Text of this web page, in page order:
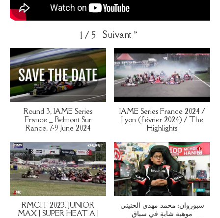
1 / 5 Suivant »
Round 3, IAME Series
France _ Belmont Sur
Rance, 7-9 June 2024
IAME Series France 2024 /
Lyon (février 2024) / The
Highlights
RMCIT 2023, JUNIOR
MAX | SUPER HEAT A |
سبوروان: محمد مهدي الحنيني
موهبة شابة في سباق